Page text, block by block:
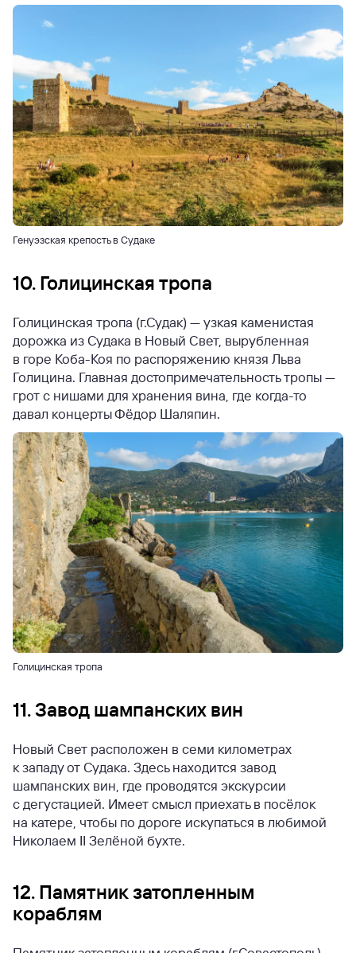
Генуэзская крепость в Судаке
10. Голицинская тропа
Голицинская тропа (г.Судак) — узкая каменистая
дорожка из Судака в Новый Свет, вырубленная
в горе Коба-Коя по распоряжению князя Льва
Голицина. Главная достопримечательность тропы —
грот с нишами для хранения вина, где когда-то
давал концерты Фёдор Шаляпин.
Голицинская тропа
11. Завод шампанских вин
Новый Свет расположен в семи километрах
к западу от Судака. Здесь находится завод
шампанских вин, где проводятся экскурсии
с дегустацией. Имеет смысл приехать в посёлок
на катере, чтобы по дороге искупаться в любимой
Николаем II Зелёной бухте.
12. Памятник затопленным
кораблям